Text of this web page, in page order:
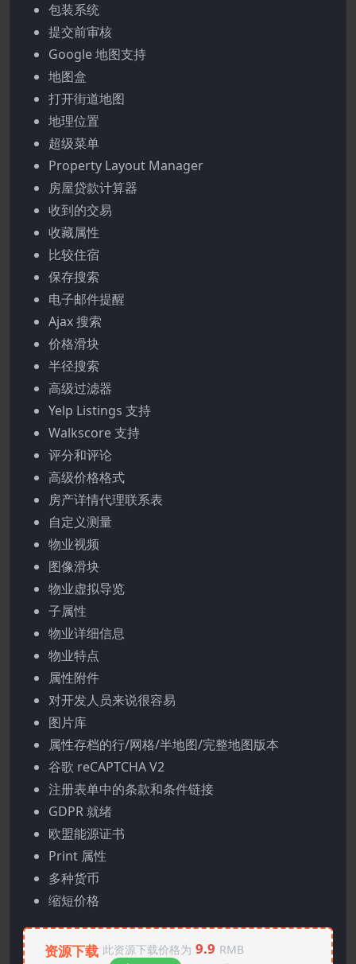
包装系统
提交前审核
Google 地图支持
地图盒
打开街道地图
地理位置
超级菜单
Property Layout Manager
房屋贷款计算器
收到的交易
收藏属性
比较住宿
保存搜索
电子邮件提醒
Ajax 搜索
价格滑块
半径搜索
高级过滤器
Yelp Listings 支持
Walkscore 支持
评分和评论
高级价格格式
房产详情代理联系表
自定义测量
物业视频
图像滑块
物业虚拟导览
子属性
物业详细信息
物业特点
属性附件
对开发人员来说很容易
图片库
属性存档的行/网格/半地图/完整地图版本
谷歌 reCAPTCHA V2
注册表单中的条款和条件链接
GDPR 就绪
欧盟能源证书
Print 属性
多种货币
缩短价格
资源下载 此资源下载价格为 9.9 RMB